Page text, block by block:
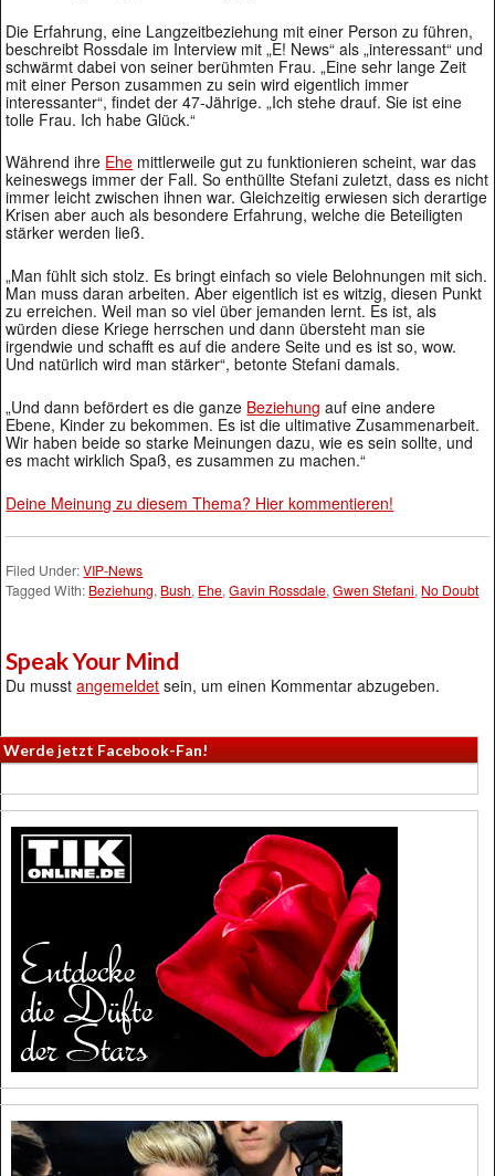
Die Erfahrung, eine Langzeitbeziehung mit einer Person zu führen,
beschreibt Rossdale im Interview mit „E! News“ als „interessant“ und
schwärmt dabei von seiner berühmten Frau. „Eine sehr lange Zeit
mit einer Person zusammen zu sein wird eigentlich immer
interessanter“, findet der 47-Jährige. „Ich stehe drauf. Sie ist eine
tolle Frau. Ich habe Glück.“
Während ihre Ehe mittlerweile gut zu funktionieren scheint, war das
keineswegs immer der Fall. So enthüllte Stefani zuletzt, dass es nicht
immer leicht zwischen ihnen war. Gleichzeitig erwiesen sich derartige
Krisen aber auch als besondere Erfahrung, welche die Beteiligten
stärker werden ließ.
„Man fühlt sich stolz. Es bringt einfach so viele Belohnungen mit sich.
Man muss daran arbeiten. Aber eigentlich ist es witzig, diesen Punkt
zu erreichen. Weil man so viel über jemanden lernt. Es ist, als
würden diese Kriege herrschen und dann übersteht man sie
irgendwie und schafft es auf die andere Seite und es ist so, wow.
Und natürlich wird man stärker“, betonte Stefani damals.
„Und dann befördert es die ganze Beziehung auf eine andere
Ebene, Kinder zu bekommen. Es ist die ultimative Zusammenarbeit.
Wir haben beide so starke Meinungen dazu, wie es sein sollte, und
es macht wirklich Spaß, es zusammen zu machen.“
Deine Meinung zu diesem Thema? Hier kommentieren!
Filed Under:VIP-News
Tagged With: Beziehung, Bush, Ehe,Gavin Rossdale,Gwen Stefani, No Doubt
Speak Your Mind
Du musstangemeldet sein, um einen Kommentar abzugeben.
Werde jetzt Facebook-Fan!